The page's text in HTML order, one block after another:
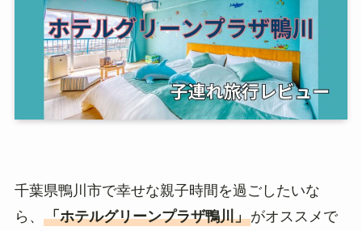
千葉県鴨川市で幸せな親子時間を過ごしたいな
ら、 「ホテルグリーンプラザ鴨川」がオススメで